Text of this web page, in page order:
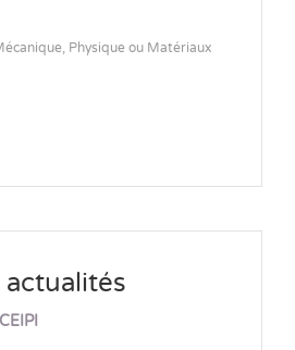
Physique ou Matériaux
actualités